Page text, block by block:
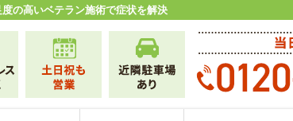
の高いベテラン施術で症状を解決